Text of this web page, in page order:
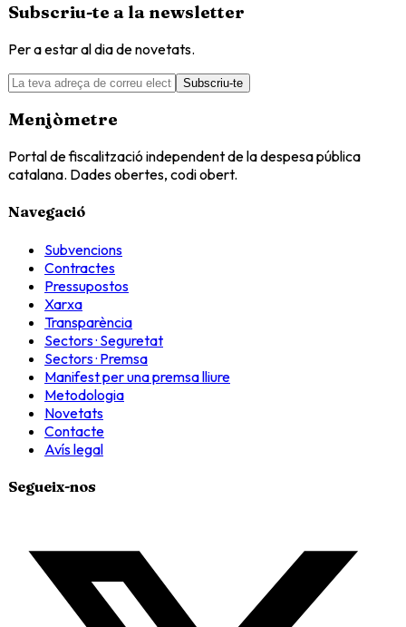
Subscriu-te a la newsletter
Per a estar al dia de novetats.
Subscriu-te
Menjòmetre
Portal de fiscalització independent de la despesa pública
catalana. Dades obertes, codi obert.
Navegació
Subvencions
Contractes
Pressupostos
Xarxa
Transparència
Sectors · Seguretat
Sectors · Premsa
Manifest per una premsa lliure
Metodologia
Novetats
Contacte
Avís legal
Segueix-nos